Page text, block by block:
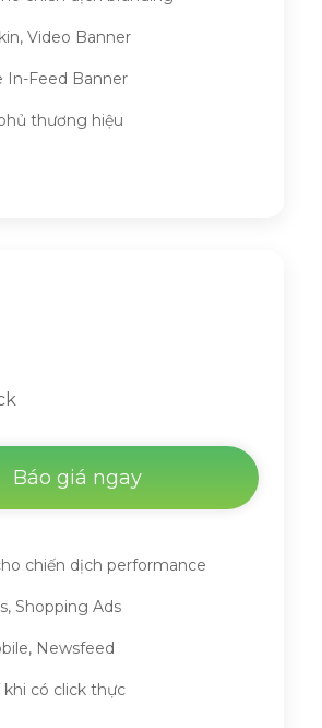
Video Banner
In-Feed Banner
thương hiệu
Báo giá ngay
chiến dịch performance
Shopping Ads
Newsfeed
khi có click thực